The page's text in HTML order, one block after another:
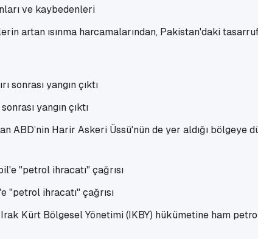
ve kaybedenleri
artan ısınma harcamalarından, Pakistan'daki
yangın çıktı
ABD’nin Harir Askeri Üssü'nün de yer aldığı bölgeye
"petrol ihracatı" çağrısı
Kürt Bölgesel Yönetimi (IKBY) hükümetine ham